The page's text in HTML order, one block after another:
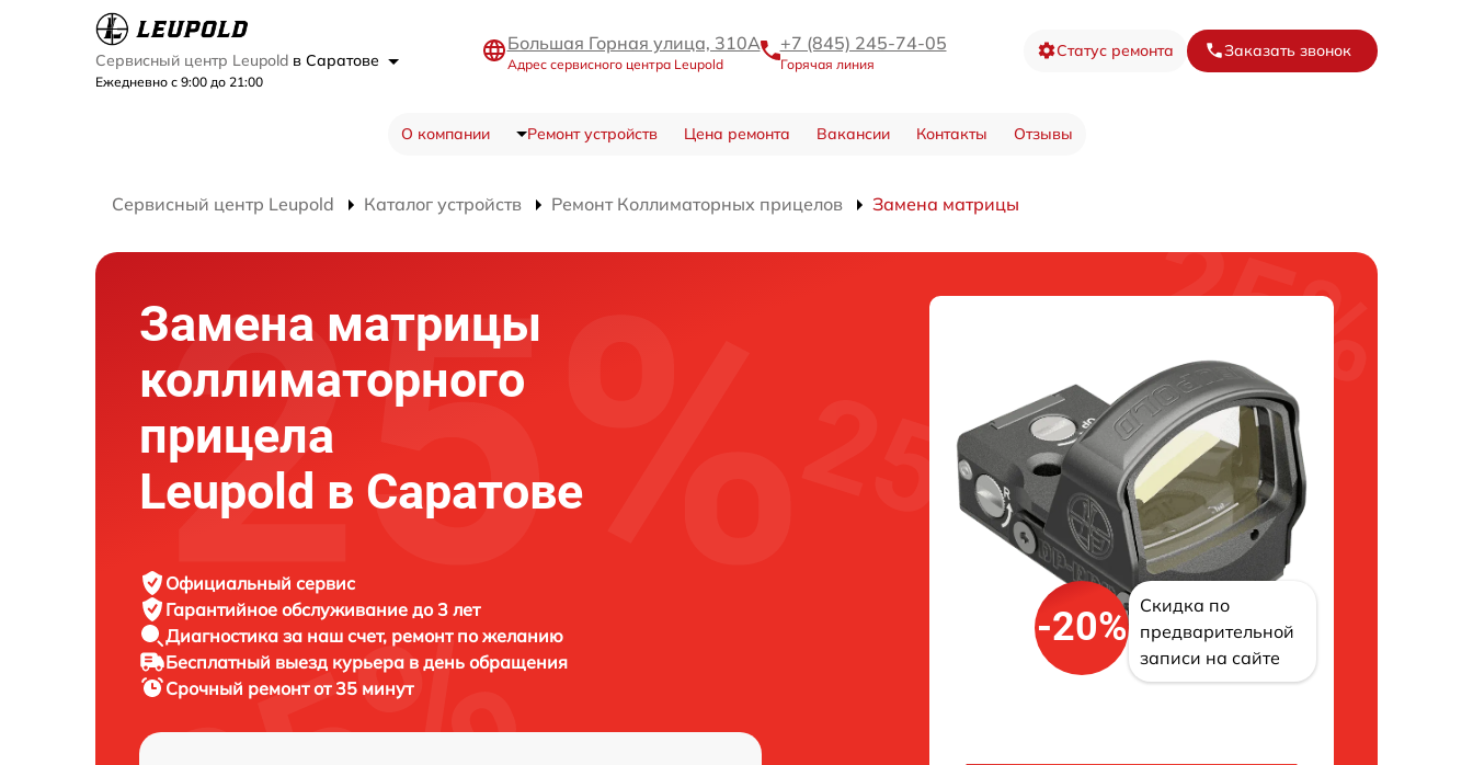
Сервисный центр Leupold в Саратове
Ежедневно с 9:00 до 21:00
Большая Горная улица, 310А
Адрес сервисного центра Leupold
+7 (845) 245-74-05
Горячая линия
Статус ремонта Заказать звонок
О компании Ремонт устройств Цена ремонта Вакансии Контакты Отзывы
Сервисный центр Leupold Каталог устройств Ремонт Коллиматорных прицелов Замена матрицы
Замена матрицы
коллиматорного
прицела
Leupold в Саратове
Официальный сервис
Гарантийное обслуживание до 3 лет
Диагностика за наш счет, ремонт по желанию
Бесплатный выезд курьера в день обращения
Срочный ремонтот 35 минут
-20%
Скидка по
предварительной
записи на сайте